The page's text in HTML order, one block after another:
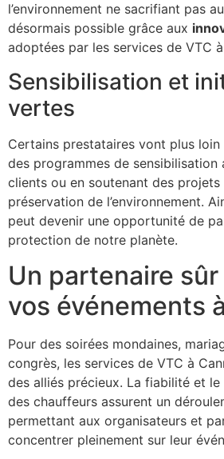
l’environnement ne sacrifiant pas
désormais possible grâce aux
adoptées par les services de VTC
Sensibilisation et
vertes
Certains prestataires vont plus
des programmes de sensibilisation
clients ou en soutenant des
préservation de l’environnement.
peut devenir une opportunité de
protection de notre planète.
Un partenaire
vos événements
Pour des soirées mondaines,
congrès, les services de VTC à
des alliés précieux. La fiabilité et
des chauffeurs assurent un
permettant aux organisateurs et
concentrer pleinement sur leur